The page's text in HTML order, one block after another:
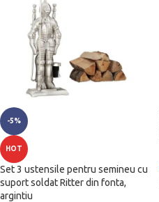
-5%
HOT
Set 3 ustensile pentru semineu cu
suport soldat Ritter din fonta,
argintiu